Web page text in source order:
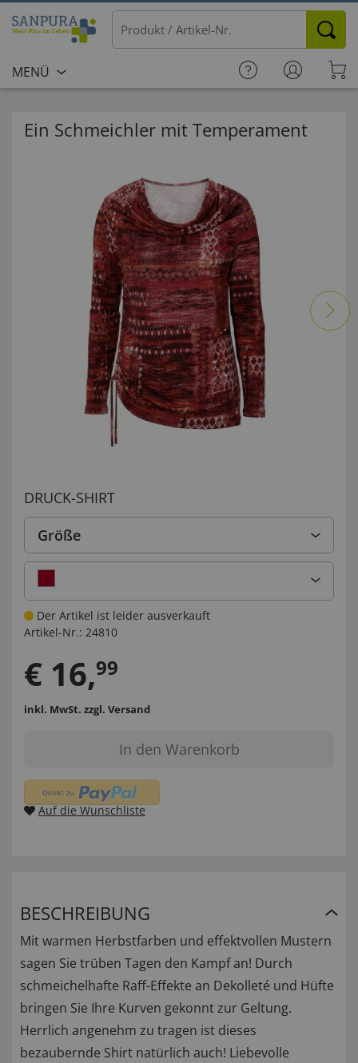
MENÜ
Ein Schmeichler mit Temperament
DRUCK-SHIRT
Größe
Der Artikel ist leider ausverkauft
Artikel-Nr.: 24810
€ 16,99
inkl. MwSt. zzgl. Versand
In den Warenkorb
Auf die Wunschliste
BESCHREIBUNG
Mit warmen Herbstfarben und effektvollen Mustern
sagen Sie trüben Tagen den Kampf an! Durch
schmeichelhafte Raff-Effekte an Dekolleté und Hüfte
bringen Sie Ihre Kurven gekonnt zur Geltung.
Herrlich angenehm zu tragen ist dieses
bezaubernde Shirt natürlich auch! Liebevolle